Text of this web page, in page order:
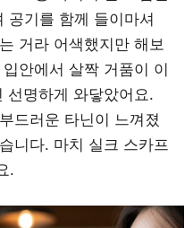
공기를 함께 들이마셔
거라 어색했지만 해보
안에서 살짝 거품이 이
선명하게 와닿았어요.
드러운 타닌이 느껴졌
니다. 마치 실크 스카프
.